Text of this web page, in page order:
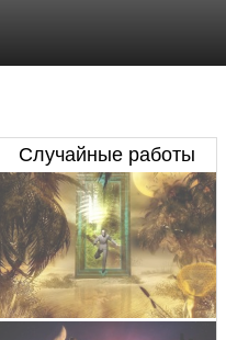
Случайные работы